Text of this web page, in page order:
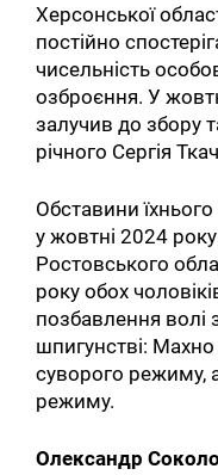
Херсонської
постійно
чисельність
озброєння. У
залучив до збору
річного Сергія
Обставини
у жовтні 2024
Ростовського
року обох
позбавлення волі
шпигунстві: Махно
суворого режиму,
режиму.
Олександр